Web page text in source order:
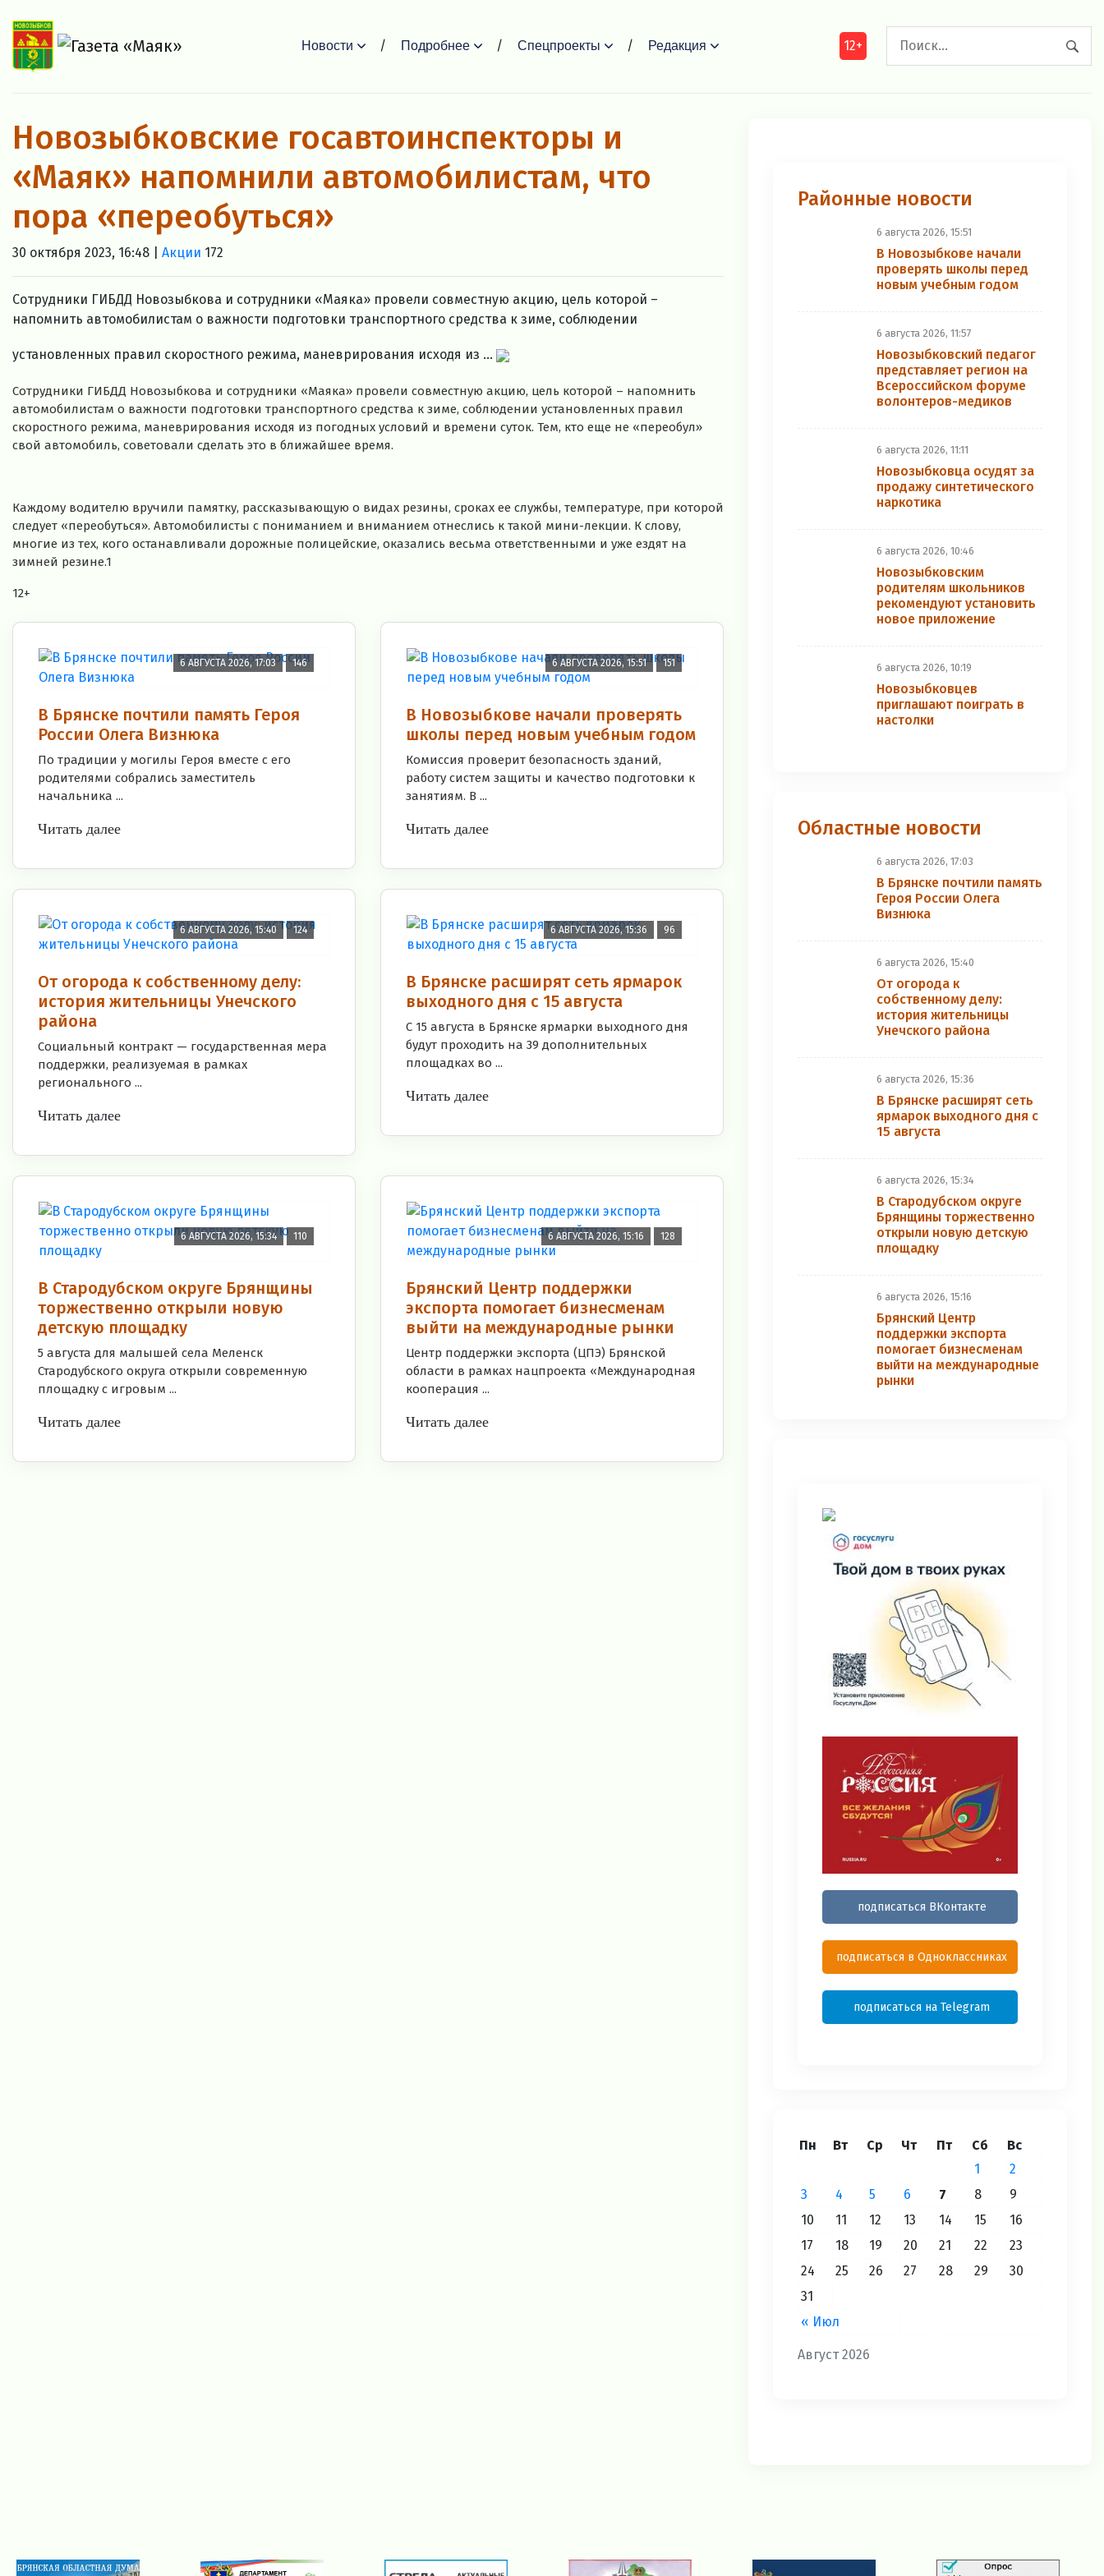
Новости Подробнее Спецпроекты Редакция 12+
Новозыбковские госавтоинспекторы и
«Маяк» напомнили автомобилистам, что
пора «переобуться»
30 октября 2023, 16:48 | Акции 172
Сотрудники ГИБДД Новозыбкова и сотрудники «Маяка» провели совместную акцию, цель которой –
напомнить автомобилистам о важности подготовки транспортного средства к зиме, соблюдении
установленных правил скоростного режима, маневрирования исходя из ...
Сотрудники ГИБДД Новозыбкова и сотрудники «Маяка» провели совместную акцию, цель которой – напомнить
автомобилистам о важности подготовки транспортного средства к зиме, соблюдении установленных правил
скоростного режима, маневрирования исходя из погодных условий и времени суток. Тем, кто еще не «переобул»
свой автомобиль, советовали сделать это в ближайшее время.
Каждому водителю вручили памятку, рассказывающую о видах резины, сроках ее службы, температуре, при которой
следует «переобуться». Автомобилисты с пониманием и вниманием отнеслись к такой мини-лекции. К слову,
многие из тех, кого останавливали дорожные полицейские, оказались весьма ответственными и уже ездят на
зимней резине.1
12+
6 АВГУСТА 2026, 17:03 146
В Брянске почтили память Героя
России Олега Визнюка
По традиции у могилы Героя вместе с его
родителями собрались заместитель
начальника ...
Читать далее
6 АВГУСТА 2026, 15:51 151
В Новозыбкове начали проверять
школы перед новым учебным годом
Комиссия проверит безопасность зданий,
работу систем защиты и качество подготовки к
занятиям. В ...
Читать далее
6 АВГУСТА 2026, 15:40 124
От огорода к собственному делу:
история жительницы Унечского
района
Социальный контракт — государственная мера
поддержки, реализуемая в рамках
регионального ...
Читать далее
6 АВГУСТА 2026, 15:36 96
В Брянске расширят сеть ярмарок
выходного дня с 15 августа
С 15 августа в Брянске ярмарки выходного дня
будут проходить на 39 дополнительных
площадках во ...
Читать далее
6 АВГУСТА 2026, 15:34 110
В Стародубском округе Брянщины
торжественно открыли новую
детскую площадку
5 августа для малышей села Меленск
Стародубского округа открыли современную
площадку с игровым ...
Читать далее
6 АВГУСТА 2026, 15:16 128
Брянский Центр поддержки
экспорта помогает бизнесменам
выйти на международные рынки
Центр поддержки экспорта (ЦПЭ) Брянской
области в рамках нацпроекта «Международная
кооперация ...
Читать далее
Районные новости
6 августа 2026, 15:51
В Новозыбкове начали
проверять школы перед
новым учебным годом
6 августа 2026, 11:57
Новозыбковский педагог
представляет регион на
Всероссийском форуме
волонтеров-медиков
6 августа 2026, 11:11
Новозыбковца осудят за
продажу синтетического
наркотика
6 августа 2026, 10:46
Новозыбковским
родителям школьников
рекомендуют установить
новое приложение
6 августа 2026, 10:19
Новозыбковцев
приглашают поиграть в
настолки
Областные новости
6 августа 2026, 17:03
В Брянске почтили память
Героя России Олега
Визнюка
6 августа 2026, 15:40
От огорода к
собственному делу:
история жительницы
Унечского района
6 августа 2026, 15:36
В Брянске расширят сеть
ярмарок выходного дня с
15 августа
6 августа 2026, 15:34
В Стародубском округе
Брянщины торжественно
открыли новую детскую
площадку
6 августа 2026, 15:16
Брянский Центр
поддержки экспорта
помогает бизнесменам
выйти на международные
рынки
подписаться ВКонтакте
подписаться в Одноклассниках
подписаться на Telegram
Август 2026
Пн Вт Ср Чт Пт Сб Вс
« Июл
1
2
3
4 5 6 7 8
9
10
11 12 13 14 15
16
17
18 19 20 21 22
23
24
25 26 27 28 29
30
31